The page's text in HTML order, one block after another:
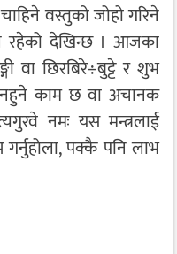
वस्तुको जोहो गरिने
रहेको देखिन्छ । आजका
वा छिरबिरे÷बुट्टे र शुभ
नहुने काम छ वा अचानक
नमः यस मन्त्रलाई
गर्नुहोला, पक्कै पनि लाभ